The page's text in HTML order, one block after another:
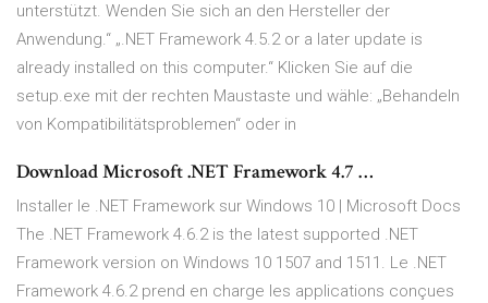
unterstützt. Wenden Sie sich an den Hersteller der
Anwendung.“ „.NET Framework 4.5.2 or a later update is
already installed on this computer.“ Klicken Sie auf die
setup.exe mit der rechten Maustaste und wähle: „Behandeln
von Kompatibilitätsproblemen“ oder in
Download Microsoft .NET Framework 4.7 …
Installer le .NET Framework sur Windows 10 | Microsoft Docs
The .NET Framework 4.6.2 is the latest supported .NET
Framework version on Windows 10 1507 and 1511. Le .NET
Framework 4.6.2 prend en charge les applications conçues